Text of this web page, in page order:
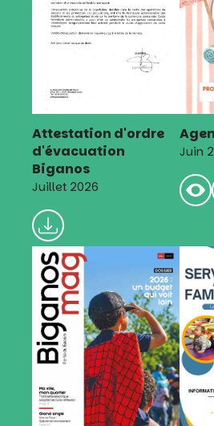
Attestation d'ordre
d'évacuation
Biganos
Juillet 2026
Juin